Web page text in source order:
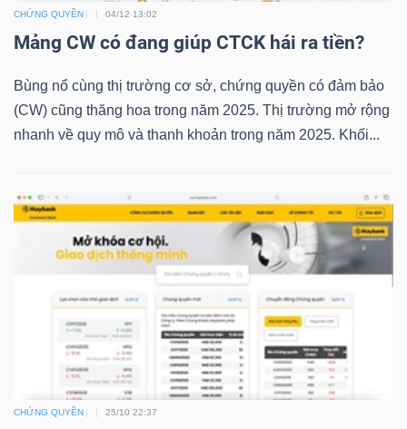
CHỨNG QUYỀN 04/12 13:02
Mảng CW có đang giúp CTCK hái ra tiền?
Bùng nổ cùng thị trường cơ sở, chứng quyền có đảm bảo
(CW) cũng thăng hoa trong năm 2025. Thị trường mở rộng
nhanh về quy mô và thanh khoản trong năm 2025. Khối...
CHỨNG QUYỀN 25/10 22:37
TRÁI
PHIẾU
CỤ
ĐẦU
TRUY
XUẤT
LIỆU